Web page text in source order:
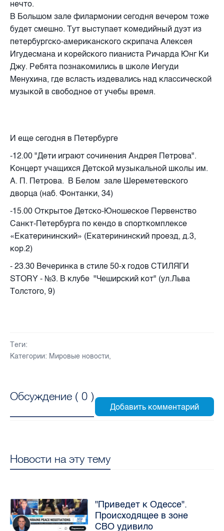
нечто.
В Большом зале филармонии сегодня вечером тоже
будет смешно. Тут выступает комедийный дуэт из
петербургско-американского скрипача Алексея
Игудесмана и корейского пианиста Ричарда Юнг Ки
Джу. Ребята познакомились в школе Иегуди
Менухина, где всласть издевались над классической
музыкой в свободное от учебы время.
И еще сегодня в Петербурге
-12.00 "Дети играют сочинения Андрея Петрова".
Концерт учащихся Детской музыкальной школы им.
А. П. Петрова. В Белом зале Шереметевского
дворца (наб. Фонтанки, 34)
-15.00 Открытое Детско-Юношеское Первенство
Санкт-Петербурга по кендо в спорткомплексе
«Екатерининский» (Екатерининский проезд, д.3,
кор.2)
- 23.30 Вечеринка в стиле 50-х годов СТИЛЯГИ
STORY - №3. В клубе "Чеширский кот" (ул.Льва
Толстого, 9)
Теги:
Категории: Мировые новости,
Обсуждение ( 0 )
Новости на эту тему
"Приведет к Одессе".
Происходящее в зоне
СВО удивило